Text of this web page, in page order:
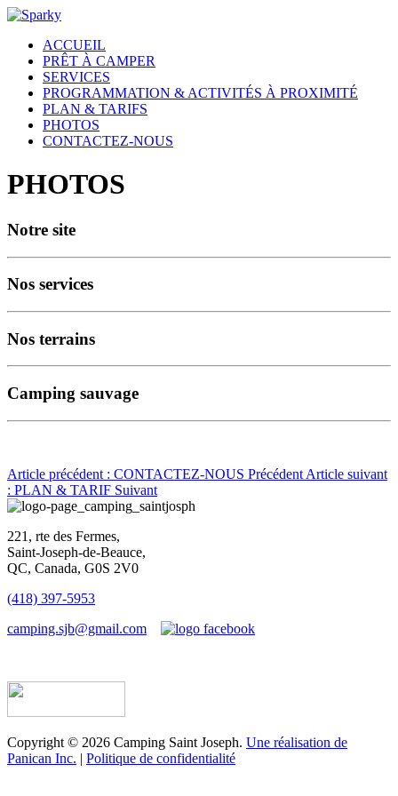
ACCUEIL
PRÊT À CAMPER
SERVICES
PROGRAMMATION & ACTIVITÉS À PROXIMITÉ
PLAN & TARIFS
PHOTOS
CONTACTEZ-NOUS
PHOTOS
Notre site
Nos services
Nos terrains
Camping sauvage
Article précédent : CONTACTEZ-NOUS Précédent Article suivant
: PLAN & TARIF Suivant
221, rte des Fermes,
Saint-Joseph-de-Beauce,
QC, Canada, G0S 2V0
(418) 397-5953
camping.sjb@gmail.com
Copyright © 2026 Camping Saint Joseph. Une réalisation de
Panican Inc. | Politique de confidentialité